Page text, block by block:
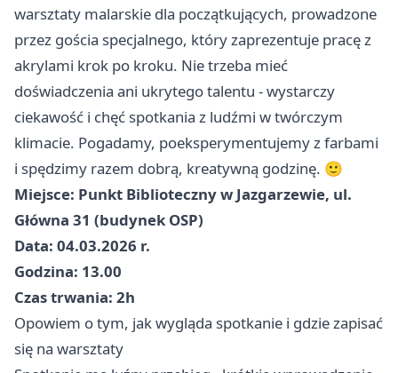
warsztaty malarskie dla początkujących, prowadzone
przez gościa specjalnego, który zaprezentuje pracę z
akrylami krok po kroku. Nie trzeba mieć
doświadczenia ani ukrytego talentu - wystarczy
ciekawość i chęć spotkania z ludźmi w twórczym
klimacie. Pogadamy, poeksperymentujemy z farbami
i spędzimy razem dobrą, kreatywną godzinę. 🙂
Miejsce: Punkt Biblioteczny w Jazgarzewie, ul.
Główna 31 (budynek OSP)
Data: 04.03.2026 r.
Godzina: 13.00
Czas trwania: 2h
Opowiem o tym, jak wygląda spotkanie i gdzie zapisać
się na warsztaty